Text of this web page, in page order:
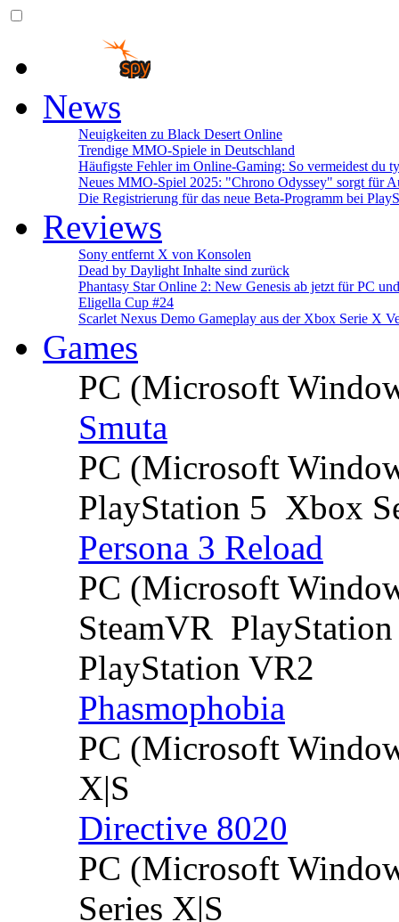
News
Neuigkeiten zu Black Desert Online
Trendige MMO-Spiele in Deutschland
Häufigste Fehler im Online-Gaming: So vermeidest du
Neues MMO-Spiel 2025: "Chrono Odyssey" sorgt für
Die Registrierung für das neue Beta-Programm bei
Reviews
Sony entfernt X von Konsolen
Dead by Daylight Inhalte sind zurück
Phantasy Star Online 2: New Genesis ab jetzt für PC
Eligella Cup #24
Scarlet Nexus Demo Gameplay aus der Xbox Serie X
Games
PC (Microsoft
Smuta
PC (Microsoft
PlayStation 5 Xbox
Persona 3 Reload
PC (Microsoft
SteamVR
PlayStation VR2
Phasmophobia
PC (Microsoft
X|S
Directive 8020
PC (Microsoft
Series X|S